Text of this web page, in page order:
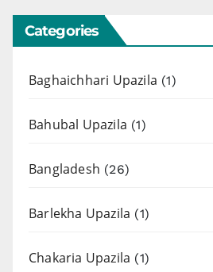
Categories
Baghaichhari Upazila (1)
Bahubal Upazila (1)
Bangladesh (26)
Barlekha Upazila (1)
Chakaria Upazila (1)